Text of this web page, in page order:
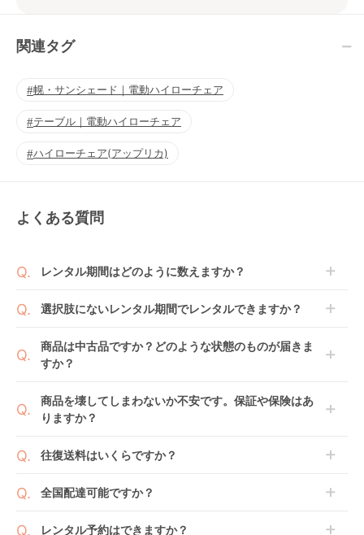
関連タグ
幌・サンシェード｜電動ハイローチェア
テーブル｜電動ハイローチェア
ハイローチェア(アップリカ)
よくある質問
レンタル期間はどのように数えますか？
開始日1日目となります。
日までに配送業者（佐川急便）に商品の引渡しとなり
ます。
選択肢にないレンタル期間でレンタルできますか？
間の利用が可能です。
例えば4ヶ月の場合、3ヶ月レンタル＋1ヶ月延長とし
の上で、早期にご返却ください。
商品は中古品ですか？どのような状態のものが届きま
すか？
のもございます。
新品商品はメーカーから仕入れた状態のものをお送り
走行テストを行う場合がございます。
となる場合がございます。その際、メーカーの都合に
場合や、在庫切れによりご注文をキャンセルさせてい
商品を壊してしまわないか不安です。保証や保険はあ
りますか？
おります。
ョンをご購入ください。
詳しくはこちらをご確認ください。
往復送料はいくらですか？
へ入れ、カートページから住所を入力すると送料が確
全国配達可能ですか？
レンタル予約はできますか？